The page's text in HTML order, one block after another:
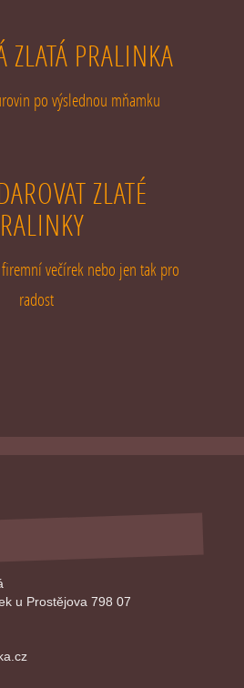
ZLATÁ PRALINKA
po výslednou mňamku
ZLATÉ
večírek nebo jen tak pro
radost
u Prostějova 798 07